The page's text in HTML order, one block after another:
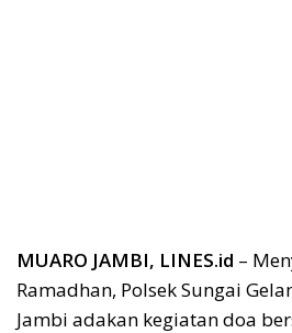
MUARO JAMBI, LINES.id –
Ramadhan, Polsek Sungai
Jambi adakan kegiatan doa